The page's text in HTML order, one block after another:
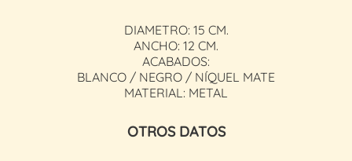
DIAMETRO: 15 CM.
ANCHO: 12 CM.
ACABADOS:
BLANCO / NEGRO / NÍQUEL MATE
MATERIAL: METAL
OTROS DATOS